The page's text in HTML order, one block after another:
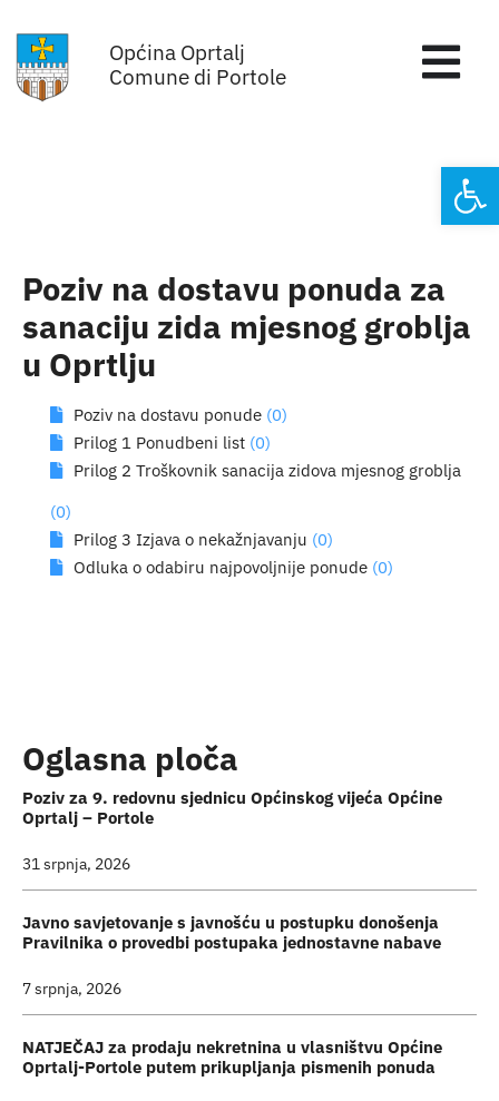
content
Općina Oprtalj
Comune di Portole
Sa sjednica vijeća
Za građane
Mjesta
Subjekti
Turistička ponuda
Poziv na dostavu ponuda za
sanaciju zida mjesnog groblja
u Oprtlju
Poziv na dostavu ponude(0)
Prilog 1 Ponudbeni list(0)
Prilog 2 Troškovnik sanacija zidova mjesnog groblja
(0)
Prilog 3 Izjava o nekažnjavanju (0)
Odluka o odabiru najpovoljnije ponude(0)
Oglasna ploča
Poziv za 9. redovnu sjednicu Općinskog vijeća Općine
Oprtalj – Portole
31 srpnja, 2026
Javno savjetovanje s javnošću u postupku donošenja
Pravilnika o provedbi postupaka jednostavne nabave
7 srpnja, 2026
NATJEČAJ za prodaju nekretnina u vlasništvu Općine
Oprtalj-Portole putem prikupljanja pismenih ponuda